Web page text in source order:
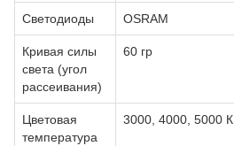
Светодиоды OSRAM
Кривая силы
света (угол
рассеивания)
60 гр
Цветовая
температура
3000, 4000, 5000 К